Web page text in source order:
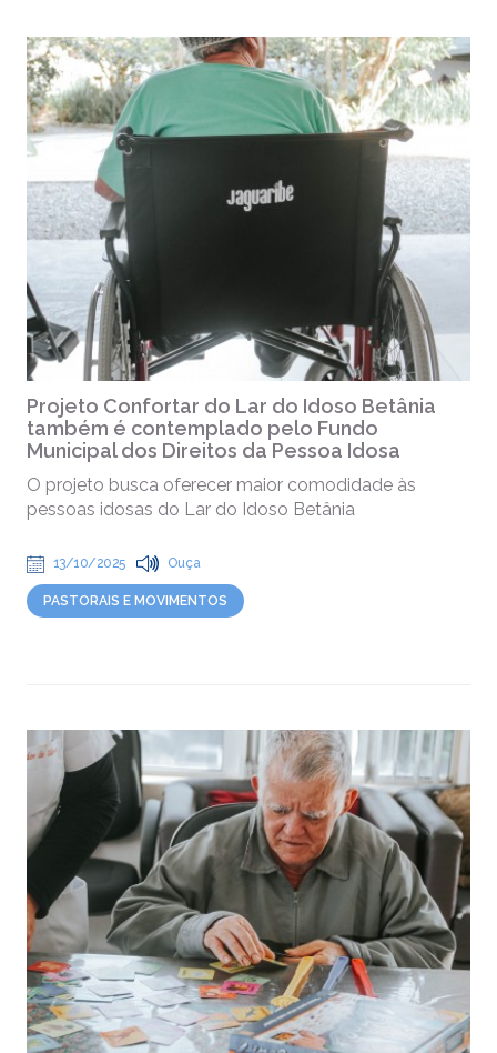
Projeto Confortar do Lar do Idoso Betânia
também é contemplado pelo Fundo
Municipal dos Direitos da Pessoa Idosa
O projeto busca oferecer maior comodidade às
pessoas idosas do Lar do Idoso Betânia
13/10/2025 Ouça
PASTORAIS E MOVIMENTOS